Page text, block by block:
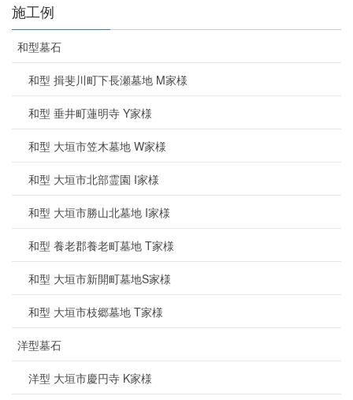
施工例
和型墓石
和型 揖斐川町下長瀬墓地 M家様
和型 垂井町蓮明寺 Y家様
和型 大垣市笠木墓地 W家様
和型 大垣市北部霊園 I家様
和型 大垣市勝山北墓地 I家様
和型 養老郡養老町墓地 T家様
和型 大垣市新開町墓地S家様
和型 大垣市枝郷墓地 T家様
洋型墓石
洋型 大垣市慶円寺 K家様